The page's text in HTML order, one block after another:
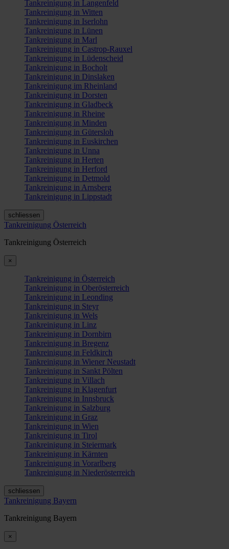
Tankreinigung in Langenfeld
Tankreinigung in Witten
Tankreinigung in Iserlohn
Tankreinigung in Lünen
Tankreinigung in Marl
Tankreinigung in Castrop-Rauxel
Tankreinigung in Lüdenscheid
Tankreinigung in Bocholt
Tankreinigung in Dinslaken
Tankreinigung im Rheinland
Tankreinigung in Dorsten
Tankreinigung in Gladbeck
Tankreinigung in Rheine
Tankreinigung in Minden
Tankreinigung in Gütersloh
Tankreinigung in Euskirchen
Tankreinigung in Unna
Tankreinigung in Herten
Tankreinigung in Herford
Tankreinigung in Detmold
Tankreinigung in Arnsberg
Tankreinigung in Lippstadt
schliessen
Tankreinigung Österreich
Tankreinigung Österreich
×
Tankreinigung in Österreich
Tankreinigung in Oberösterreich
Tankreinigung in Leonding
Tankreinigung in Steyr
Tankreinigung in Wels
Tankreinigung in Linz
Tankreinigung in Dornbirn
Tankreinigung in Bregenz
Tankreinigung in Feldkirch
Tankreinigung in Wiener Neustadt
Tankreinigung in Sankt Pölten
Tankreinigung in Villach
Tankreinigung in Klagenfurt
Tankreinigung in Innsbruck
Tankreinigung in Salzburg
Tankreinigung in Graz
Tankreinigung in Wien
Tankreinigung in Tirol
Tankreinigung in Steiermark
Tankreinigung in Kärnten
Tankreinigung in Vorarlberg
Tankreinigung in Niederösterreich
schliessen
Tankreinigung Bayern
Tankreinigung Bayern
×